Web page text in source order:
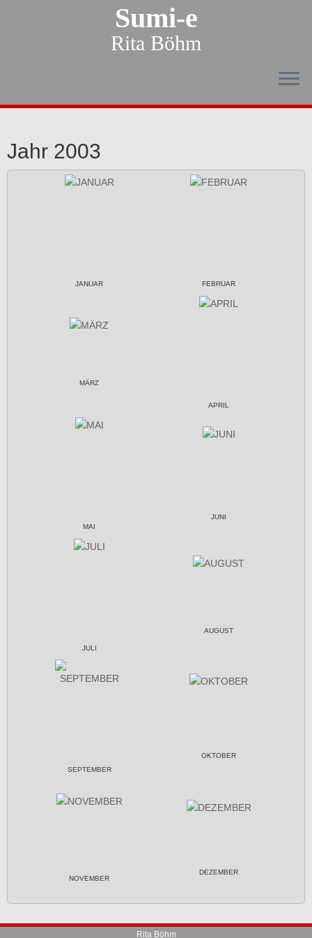
Sumi-e
Rita Böhm
Jahr 2003
JANUAR FEBRUAR
MÄRZ
APRIL
MAI
JUNI
JULI
AUGUST
SEPTEMBER
OKTOBER
NOVEMBER
DEZEMBER
Rita Böhm